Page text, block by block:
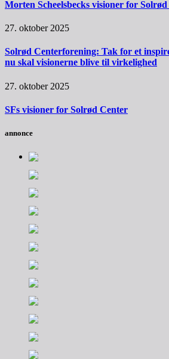
Morten Scheelsbecks visioner for
27. oktober 2025
Solrød Centerforening: Tak for et
nu skal visionerne blive til virkelighed
27. oktober 2025
SFs visioner for Solrød Center
annonce